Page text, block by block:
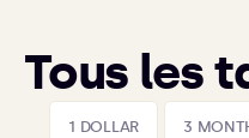
Tous les
1 DOLLAR 3